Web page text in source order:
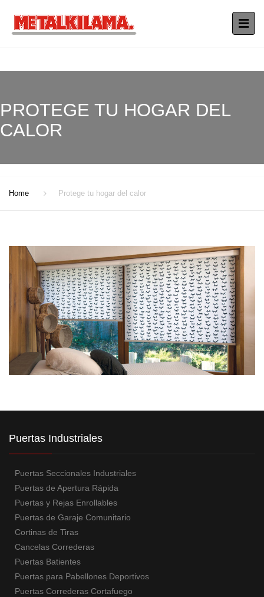
PROTEGE TU HOGAR DEL
CALOR
Home Protege tu hogar del calor
Puertas Industriales
Puertas Seccionales Industriales
Puertas de Apertura Rápida
Puertas y Rejas Enrollables
Puertas de Garaje Comunitario
Cortinas de Tiras
Cancelas Correderas
Puertas Batientes
Puertas para Pabellones Deportivos
Puertas Correderas Cortafuego